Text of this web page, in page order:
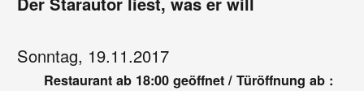
Sonntag, 19.11.2017
Restaurant ab 18:00 geöffnet / Türöffnung ab :